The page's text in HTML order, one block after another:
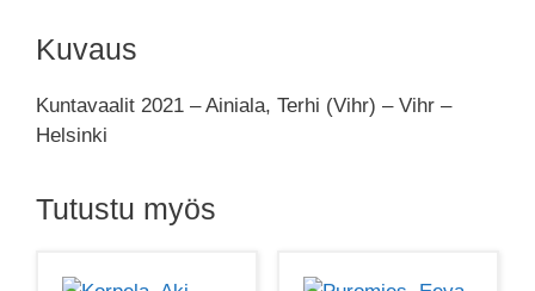
Kuvaus
Kuntavaalit 2021 – Ainiala, Terhi (Vihr) – Vihr –
Helsinki
Tutustu myös